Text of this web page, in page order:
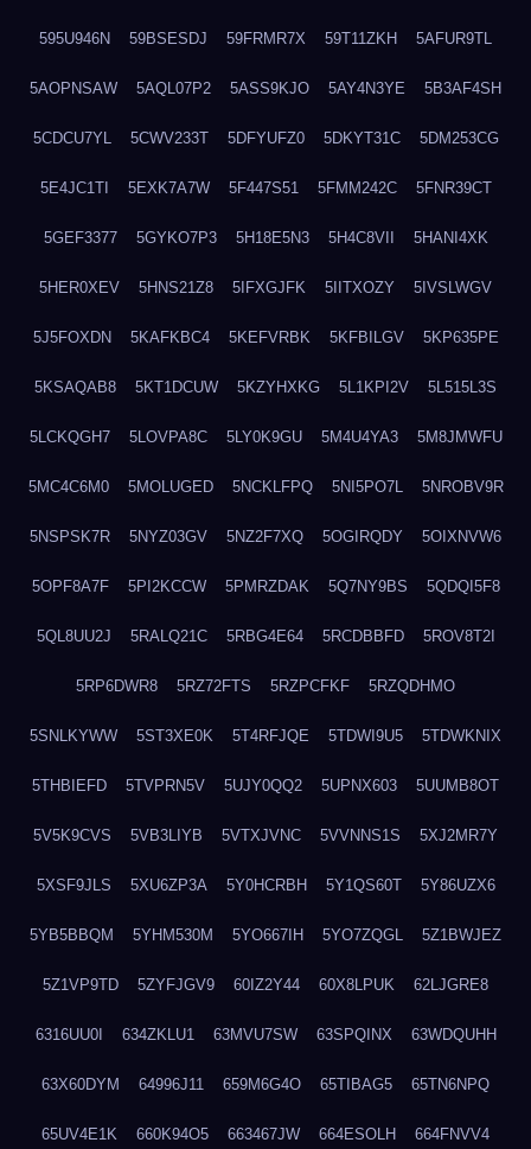
595U946N 59BSESDJ 59FRMR7X 59T11ZKH 5AFUR9TL
5AOPNSAW 5AQL07P2 5ASS9KJO 5AY4N3YE 5B3AF4SH
5CDCU7YL 5CWV233T 5DFYUFZ0 5DKYT31C 5DM253CG
5E4JC1TI 5EXK7A7W 5F447S51 5FMM242C 5FNR39CT
5GEF3377 5GYKO7P3 5H18E5N3 5H4C8VII 5HANI4XK
5HER0XEV 5HNS21Z8 5IFXGJFK 5IITXOZY 5IVSLWGV
5J5FOXDN 5KAFKBC4 5KEFVRBK 5KFBILGV 5KP635PE
5KSAQAB8 5KT1DCUW 5KZYHXKG 5L1KPI2V 5L515L3S
5LCKQGH7 5LOVPA8C 5LY0K9GU 5M4U4YA3 5M8JMWFU
5MC4C6M0 5MOLUGED 5NCKLFPQ 5NI5PO7L 5NROBV9R
5NSPSK7R 5NYZ03GV 5NZ2F7XQ 5OGIRQDY 5OIXNVW6
5OPF8A7F 5PI2KCCW 5PMRZDAK 5Q7NY9BS 5QDQI5F8
5QL8UU2J 5RALQ21C 5RBG4E64 5RCDBBFD 5ROV8T2I
5RP6DWR8 5RZ72FTS 5RZPCFKF 5RZQDHMO
5SNLKYWW 5ST3XE0K 5T4RFJQE 5TDWI9U5 5TDWKNIX
5THBIEFD 5TVPRN5V 5UJY0QQ2 5UPNX603 5UUMB8OT
5V5K9CVS 5VB3LIYB 5VTXJVNC 5VVNNS1S 5XJ2MR7Y
5XSF9JLS 5XU6ZP3A 5Y0HCRBH 5Y1QS60T 5Y86UZX6
5YB5BBQM 5YHM530M 5YO667IH 5YO7ZQGL 5Z1BWJEZ
5Z1VP9TD 5ZYFJGV9 60IZ2Y44 60X8LPUK 62LJGRE8
6316UU0I 634ZKLU1 63MVU7SW 63SPQINX 63WDQUHH
63X60DYM 64996J11 659M6G4O 65TIBAG5 65TN6NPQ
65UV4E1K 660K94O5 663467JW 664ESOLH 664FNVV4